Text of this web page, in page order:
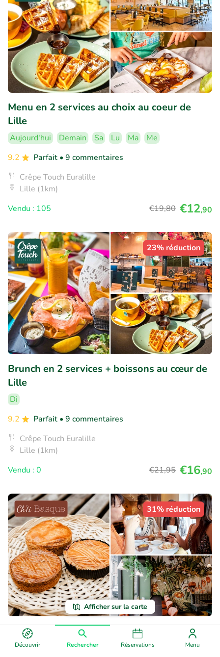
Découvrir Rechercher Réservations Menu
Afficher sur la carte
Menu en 2 services au choix au coeur de
Lille
Aujourd'hui Demain Sa Lu Ma
Me
9.2
Parfait • 9 commentaires
Crêpe Touch Euralille
Lille (1km)
Vendu : 105
€19,80 €12,90
23% réduction
Brunch en 2 services + boissons au cœur de
Lille
Di
9.2
Parfait • 9 commentaires
Crêpe Touch Euralille
Lille (1km)
Vendu : 0
€21,95 €16,90
31% réduction
Formule sucrée ou salée au coeur du Vieux
Lille